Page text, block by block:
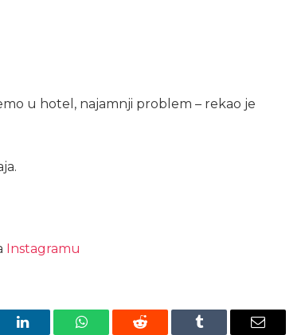
u hotel, najamnji problem – rekao je
Instagramu